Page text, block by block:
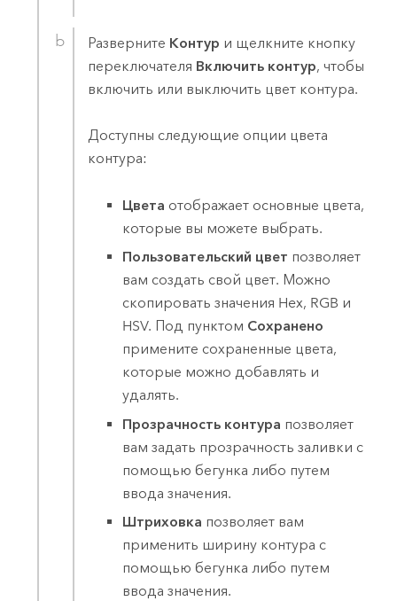
Разверните Контур и щелкните кнопку
переключателя Включить контур, чтобы
включить или выключить цвет контура.
Доступны следующие опции цвета
контура:
Цвета отображает основные цвета,
которые вы можете выбрать.
Пользовательский цвет позволяет
вам создать свой цвет. Можно
скопировать значения Hex, RGB и
HSV. Под пунктом Сохранено
примените сохраненные цвета,
которые можно добавлять и
удалять.
Прозрачность контура позволяет
вам задать прозрачность заливки с
помощью бегунка либо путем
ввода значения.
Штриховка позволяет вам
применить ширину контура с
помощью бегунка либо путем
ввода значения.